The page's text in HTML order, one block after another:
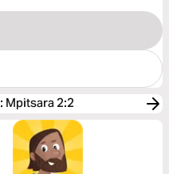
: Mpitsara 2:2